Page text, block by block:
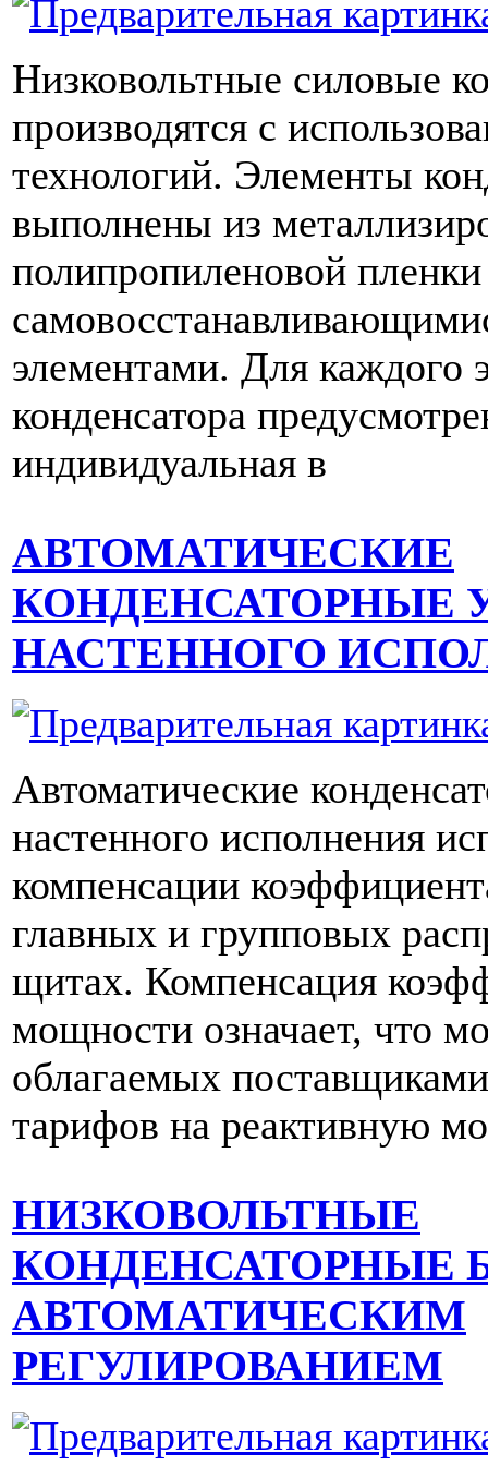
Низковольтные силовые
производятся с
технологий. Элементы
выполнены из
полипропиленовой
элементами. Для каждого
конденсатора
индивидуальная в
АВТОМАТИЧЕСКИЕ
КОНДЕНСАТОРНЫЕ
НАСТЕННОГО
Автоматические
настенного исполнения
компенсации
главных и групповых
щитах. Компенсация
мощности означает, что
облагаемых
тарифов на реактивную
НИЗКОВОЛЬТНЫЕ
КОНДЕНСАТОРНЫЕ
АВТОМАТИЧЕСКИМ
РЕГУЛИРОВАНИЕМ